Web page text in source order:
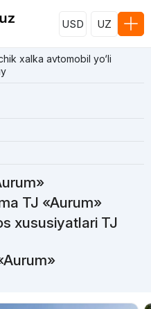
USD UZ
xalka avtomobil yo‘li
TJ «Aurum»
xususiyatlari TJ